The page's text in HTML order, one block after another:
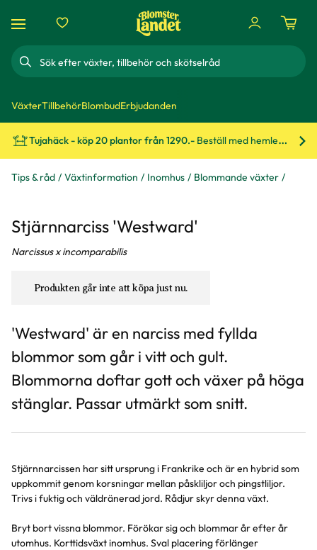
Sök
VäxterTillbehörBlombudErbjudanden
Tujahäck - köp 20 plantor från 1290.- Beställ med hemleverans!
Tips & råd Växtinformation Inomhus Blommande växter
Stjärnnarciss 'Westward'
Narcissus x incomparabilis
Produkten går inte att köpa just nu.
'Westward' är en narciss med fyllda
blommor som går i vitt och gult.
Blommorna doftar gott och växer på höga
stänglar. Passar utmärkt som snitt.
Stjärnnarcissen har sitt ursprung i Frankrike och är en hybrid som
uppkommit genom korsningar mellan påskliljor och pingstliljor.
Trivs i fuktig och väldränerad jord. Rådjur skyr denna växt.
Bryt bort vissna blommor. Förökar sig och blommar år efter år
utomhus. Korttidsväxt inomhus. Sval placering förlänger